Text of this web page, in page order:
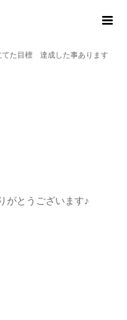
てた目標 達成した事あります
がとうございます♪